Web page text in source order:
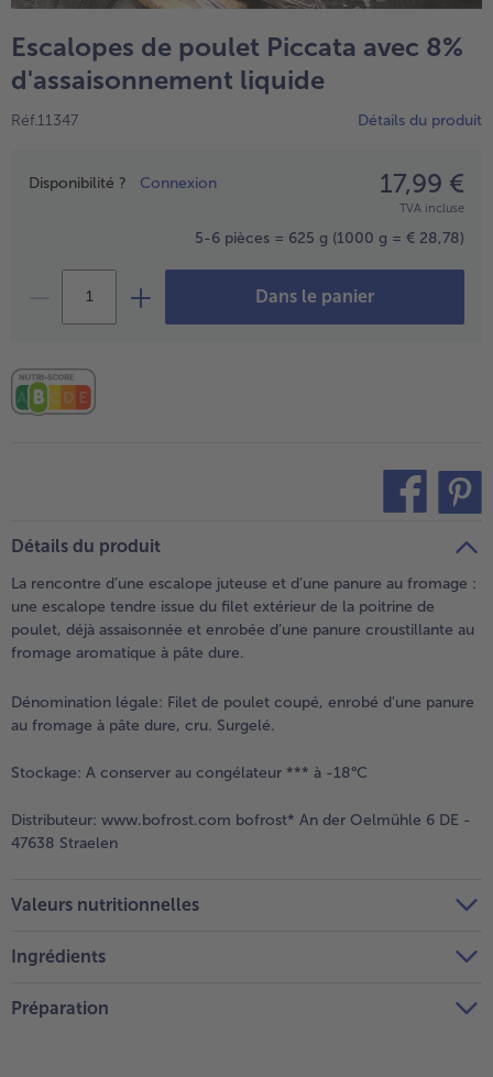
TousUstensiles de cuisine
Gâteaux & Tartes
Tousbofrost*free
TousAlternatives végétale
Friteuse à air chaud
- 5 € à l’achat de 7 menus au choix
Escalopes de poulet Piccata avec 8%
d'assaisonnement liquide
Réf.11347 Détails du produit
Prix
Disponibilité ? Connexion 17,99 €
TVA incluse
5-6 pièces = 625 g (1000 g = € 28,78)
Dans le panier
Détails du produit
La rencontre d’une escalope juteuse et d’une panure au fromage :
une escalope tendre issue du filet extérieur de la poitrine de
poulet, déjà assaisonnée et enrobée d’une panure croustillante au
fromage aromatique à pâte dure.
Dénomination légale: Filet de poulet coupé, enrobé d'une panure
au fromage à pâte dure, cru. Surgelé.
Stockage: A conserver au congélateur *** à -18°C
Distributeur: www.bofrost.com bofrost* An der Oelmühle 6 DE -
47638 Straelen
Valeurs nutritionnelles
Ingrédients
Préparation